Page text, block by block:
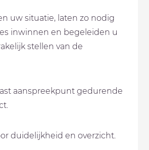
uw situatie, laten zo nodig
inwinnen en begeleiden u
stellen van de
aanspreekpunt gedurende
duidelijkheid en overzicht.